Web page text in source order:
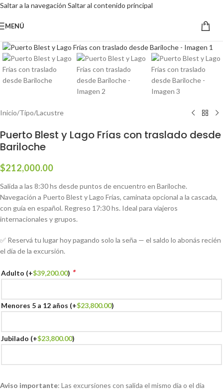
Saltar a la navegación Saltar al contenido principal
MENÚ
Inicio/Tipo/Lacustre
Puerto Blest y Lago Frías con traslado desde
Bariloche
$212,000.00
Salida a las 8:30 hs desde puntos de encuentro en Bariloche.
Navegación a Puerto Blest y Lago Frías, caminata opcional a la cascada,
con guía en español. Regreso 17:30 hs. Ideal para viajeros
internacionales y grupos.
✅ Reservá tu lugar hoy pagando solo la seña — el saldo lo abonás recién
el día de la excursión.
Adulto (+$39,200.00) *
Menores 5 a 12 años (+$23,800.00)
Jubilado (+$23,800.00)
Aviso importante: Las excursiones con salida el mismo día o el día